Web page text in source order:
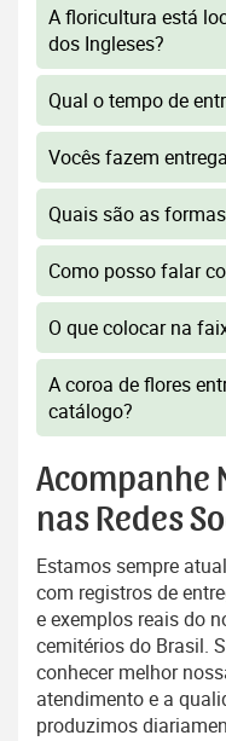
A floricultura está
dos Ingleses?
Qual o tempo de
Vocês fazem
Quais são as
Como posso falar
O que colocar na
A coroa de flores
catálogo?
Acompanhe
nas Redes
Estamos sempre
com registros de
e exemplos reais do
cemitérios do Brasil.
conhecer melhor
atendimento e a
produzimos